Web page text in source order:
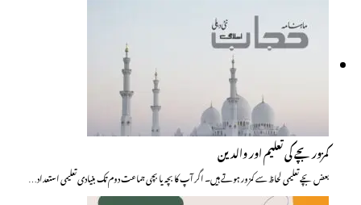
کمزور بچے کی تعلیم اور والدین
بعض بچے تعلیمی لحاظ سے کمزور ہوتے ہیں۔ اگر آپ کا بچہ یا بچی جماعت دوم تک بنیادی تعلیمی استعداد…